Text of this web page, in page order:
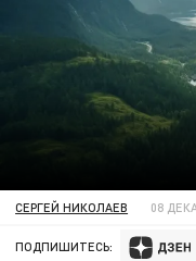
СЕРГЕЙ НИКОЛАЕВ 08
ПОДПИШИТЕСЬ: